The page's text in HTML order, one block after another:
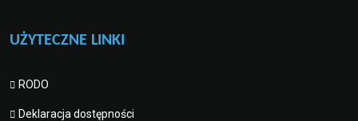
UŻYTECZNE LINKI
RODO
Deklaracja dostępności